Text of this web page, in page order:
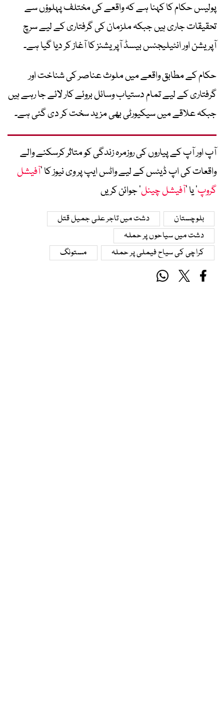
پولیس حکام کا کہنا ہے کہ واقعے کی مختلف پہلوؤں سے
تحقیقات جاری ہیں جبکہ ملزمان کی گرفتاری کے لیے سرچ
آپریشن اور انٹیلیجنس بیسڈ آپریشنز کا آغاز کر دیا گیا ہے۔
حکام کے مطابق واقعے میں ملوث عناصر کی شناخت اور
گرفتاری کے لیے تمام دستیاب وسائل بروئے کار لائے جا رہے ہیں
جبکہ علاقے میں سیکیورٹی بھی مزید سخت کر دی گئی ہے۔
آپ اور آپ کے پیاروں کی روزمرہ زندگی کو متاثر کرسکنے والے
واقعات کی اپ ڈیٹس کے لیے واٹس ایپ پر وی نیوز کا ’آفیشل
گروپ‘ یا ’آفیشل چینل‘ جوائن کریں
بلوچستان
دشت میں تاجر علی جمیل قتل
دشت میں سیاحوں پر حملہ
کراچی کی سیاح فیملی پر حملہ
مستونگ